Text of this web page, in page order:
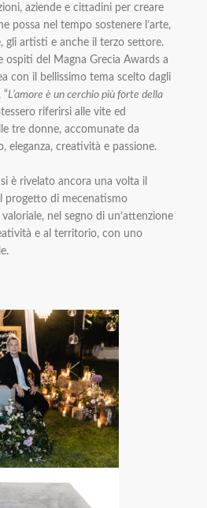
aziende e cittadini per creare
possa nel tempo sostenere l’arte,
gli artisti e anche il terzo settore.
ospiti del Magna Grecia Awards a
con il bellissimo tema scelto dagli
L’amore è un cerchio più forte della
riferirsi alle vite ed
tre donne, accomunate da
eleganza, creatività e passione.
è rivelato ancora una volta il
progetto di mecenatismo
nel segno di un’attenzione
e al territorio, con uno